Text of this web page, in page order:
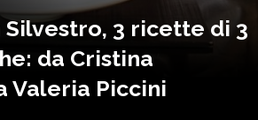
Silvestro, 3 ricette di 3
da Cristina
Valeria Piccini